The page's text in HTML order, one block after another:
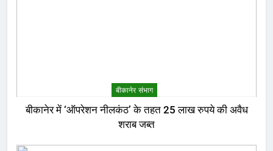
बीकानेर संभाग
बीकानेर में ‘ऑपरेशन नीलकंठ’ के तहत 25 लाख रुपये की अवैध
शराब जब्त